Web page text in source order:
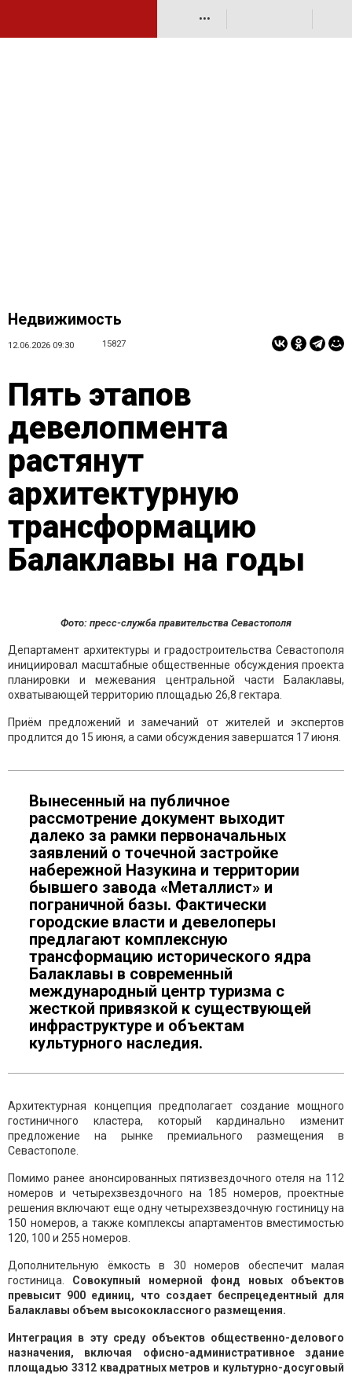
•••
Недвижимость
12.06.2026 09:30 15827
Пять этапов
девелопмента
растянут
архитектурную
трансформацию
Балаклавы на годы
Фото: пресс-служба правительства Севастополя
Департамент архитектуры и градостроительства Севастополя
инициировал масштабные общественные обсуждения проекта
планировки и межевания центральной части Балаклавы,
охватывающей территорию площадью 26,8 гектара.
Приём предложений и замечаний от жителей и экспертов
продлится до 15 июня, а сами обсуждения завершатся 17 июня.
Вынесенный на публичное
рассмотрение документ выходит
далеко за рамки первоначальных
заявлений о точечной застройке
набережной Назукина и территории
бывшего завода «Металлист» и
пограничной базы. Фактически
городские власти и девелоперы
предлагают комплексную
трансформацию исторического ядра
Балаклавы в современный
международный центр туризма с
жесткой привязкой к существующей
инфраструктуре и объектам
культурного наследия.
Архитектурная концепция предполагает создание мощного
гостиничного кластера, который кардинально изменит
предложение на рынке премиального размещения в
Севастополе.
Помимо ранее анонсированных пятизвездочного отеля на 112
номеров и четырехзвездочного на 185 номеров, проектные
решения включают еще одну четырехзвездочную гостиницу на
150 номеров, а также комплексы апартаментов вместимостью
120, 100 и 255 номеров.
Дополнительную ёмкость в 30 номеров обеспечит малая
гостиница. Совокупный номерной фонд новых объектов
превысит 900 единиц, что создает беспрецедентный для
Балаклавы объем высококлассного размещения.
Интеграция в эту среду объектов общественно-делового
назначения, включая офисно-административное здание
площадью 3312 квадратных метров и культурно-досуговый